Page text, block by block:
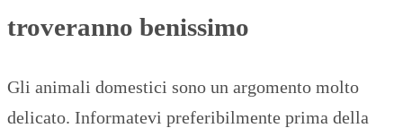
troveranno benissimo
Gli animali domestici sono un argomento molto
delicato. Informatevi preferibilmente prima della